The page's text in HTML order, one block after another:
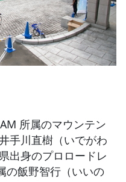
所属のマウンテン
手川直樹（いでがわ
出身のプロロードレ
の飯野智行（いいの